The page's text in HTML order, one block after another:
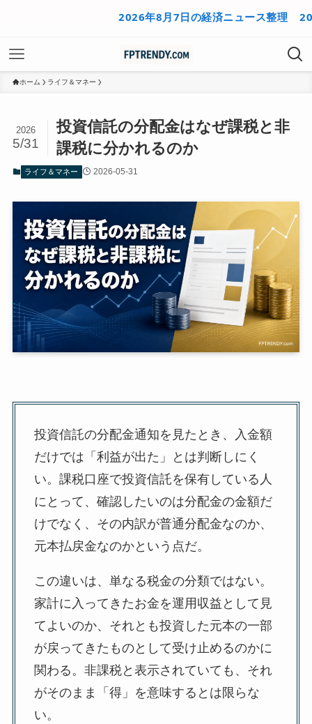
2026年8月7日の経済ニュース整理 2026年8
ホーム ライフ＆マネー
投資信託の分配金はなぜ課税と非
課税に分かれるのか
2026
5/31
ライフ＆マネー 2026-05-31
投資信託の分配金通知を見たとき、入金額
だけでは「利益が出た」とは判断しにく
い。課税口座で投資信託を保有している人
にとって、確認したいのは分配金の金額だ
けでなく、その内訳が普通分配金なのか、
元本払戻金なのかという点だ。
この違いは、単なる税金の分類ではない。
家計に入ってきたお金を運用収益として見
てよいのか、それとも投資した元本の一部
が戻ってきたものとして受け止めるのかに
関わる。非課税と表示されていても、それ
がそのまま「得」を意味するとは限らな
い。